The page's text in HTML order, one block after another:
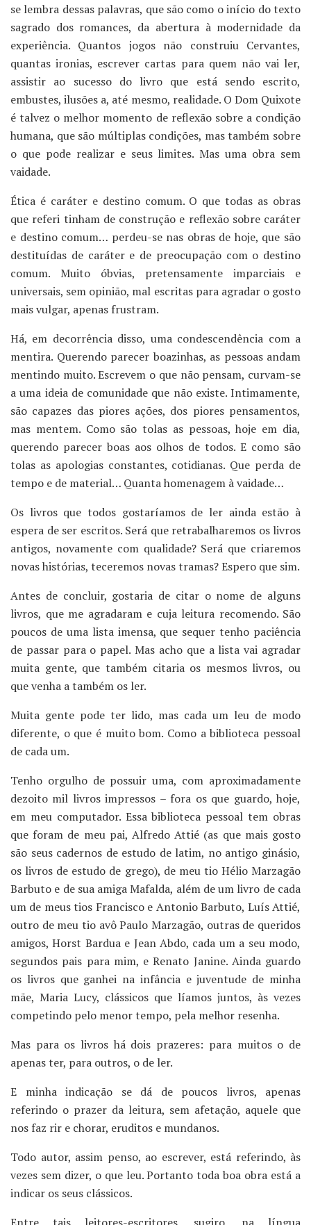
se lembra dessas palavras, que são como o início do texto
sagrado dos romances, da abertura à modernidade da
experiência. Quantos jogos não construiu Cervantes,
quantas ironias, escrever cartas para quem não vai ler,
assistir ao sucesso do livro que está sendo escrito,
embustes, ilusões a, até mesmo, realidade. O Dom Quixote
é talvez o melhor momento de reflexão sobre a condição
humana, que são múltiplas condições, mas também sobre
o que pode realizar e seus limites. Mas uma obra sem
vaidade.
Ética é caráter e destino comum. O que todas as obras
que referi tinham de construção e reflexão sobre caráter
e destino comum… perdeu-se nas obras de hoje, que são
destituídas de caráter e de preocupação com o destino
comum. Muito óbvias, pretensamente imparciais e
universais, sem opinião, mal escritas para agradar o gosto
mais vulgar, apenas frustram.
Há, em decorrência disso, uma condescendência com a
mentira. Querendo parecer boazinhas, as pessoas andam
mentindo muito. Escrevem o que não pensam, curvam-se
a uma ideia de comunidade que não existe. Intimamente,
são capazes das piores ações, dos piores pensamentos,
mas mentem. Como são tolas as pessoas, hoje em dia,
querendo parecer boas aos olhos de todos. E como são
tolas as apologias constantes, cotidianas. Que perda de
tempo e de material… Quanta homenagem à vaidade…
Os livros que todos gostaríamos de ler ainda estão à
espera de ser escritos. Será que retrabalharemos os livros
antigos, novamente com qualidade? Será que criaremos
novas histórias, teceremos novas tramas? Espero que sim.
Antes de concluir, gostaria de citar o nome de alguns
livros, que me agradaram e cuja leitura recomendo. São
poucos de uma lista imensa, que sequer tenho paciência
de passar para o papel. Mas acho que a lista vai agradar
muita gente, que também citaria os mesmos livros, ou
que venha a também os ler.
Muita gente pode ter lido, mas cada um leu de modo
diferente, o que é muito bom. Como a biblioteca pessoal
de cada um.
Tenho orgulho de possuir uma, com aproximadamente
dezoito mil livros impressos – fora os que guardo, hoje,
em meu computador. Essa biblioteca pessoal tem obras
que foram de meu pai, Alfredo Attié (as que mais gosto
são seus cadernos de estudo de latim, no antigo ginásio,
os livros de estudo de grego), de meu tio Hélio Marzagão
Barbuto e de sua amiga Mafalda, além de um livro de cada
um de meus tios Francisco e Antonio Barbuto, Luís Attié,
outro de meu tio avô Paulo Marzagão, outras de queridos
amigos, Horst Bardua e Jean Abdo, cada um a seu modo,
segundos pais para mim, e Renato Janine. Ainda guardo
os livros que ganhei na infância e juventude de minha
mãe, Maria Lucy, clássicos que líamos juntos, às vezes
competindo pelo menor tempo, pela melhor resenha.
Mas para os livros há dois prazeres: para muitos o de
apenas ter, para outros, o de ler.
E minha indicação se dá de poucos livros, apenas
referindo o prazer da leitura, sem afetação, aquele que
nos faz rir e chorar, eruditos e mundanos.
Todo autor, assim penso, ao escrever, está referindo, às
vezes sem dizer, o que leu. Portanto toda boa obra está a
indicar os seus clássicos.